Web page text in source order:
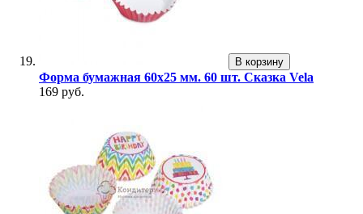
В корзину
Форма бумажная 60х25 мм. 60 шт. Сказка Vela
169 руб.